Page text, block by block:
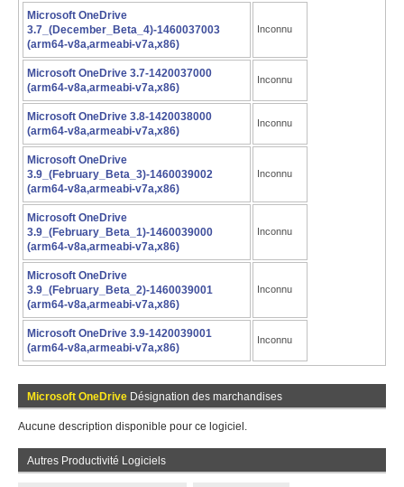
Microsoft OneDrive
3.7_(December_Beta_4)-1460037003
(arm64-v8a,armeabi-v7a,x86)
Inconnu
Microsoft OneDrive 3.7-1420037000
(arm64-v8a,armeabi-v7a,x86)
Inconnu
Microsoft OneDrive 3.8-1420038000
(arm64-v8a,armeabi-v7a,x86)
Inconnu
Microsoft OneDrive
3.9_(February_Beta_3)-1460039002
(arm64-v8a,armeabi-v7a,x86)
Inconnu
Microsoft OneDrive
3.9_(February_Beta_1)-1460039000
(arm64-v8a,armeabi-v7a,x86)
Inconnu
Microsoft OneDrive
3.9_(February_Beta_2)-1460039001
(arm64-v8a,armeabi-v7a,x86)
Inconnu
Microsoft OneDrive 3.9-1420039001
(arm64-v8a,armeabi-v7a,x86)
Inconnu
Microsoft OneDrive Désignation des marchandises
Aucune description disponible pour ce logiciel.
Autres Productivité Logiciels